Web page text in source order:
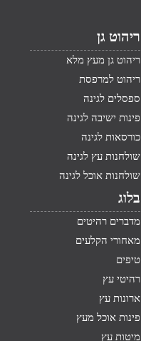
ריהוט גן
ריהוט גן מעץ מלא
ריהוט למרפסת
ספסלים לגינה
פינות ישיבה לגינה
כורסאות לגינה
שולחנות עץ לגינה
שולחנות אוכל לגינה
בלוג
מדברים רהיטים
מאחורי הקלעים
טיפים
רהיטי עץ
ארונות עץ
פינות אוכל מעץ
מיטות עץ